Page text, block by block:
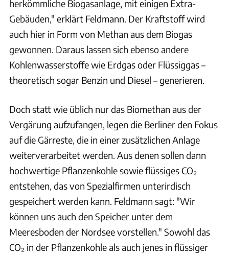
herkömmliche Biogasanlage, mit einigen Extra-
Gebäuden," erklärt Feldmann. Der Kraftstoff wird
auch hier in Form von Methan aus dem Biogas
gewonnen. Daraus lassen sich ebenso andere
Kohlenwasserstoffe wie Erdgas oder Flüssiggas –
theoretisch sogar Benzin und Diesel – generieren.
Doch statt wie üblich nur das Biomethan aus der
Vergärung aufzufangen, legen die Berliner den Fokus
auf die Gärreste, die in einer zusätzlichen Anlage
weiterverarbeitet werden. Aus denen sollen dann
hochwertige Pflanzenkohle sowie flüssiges CO₂
entstehen, das von Spezialfirmen unterirdisch
gespeichert werden kann. Feldmann sagt: "Wir
können uns auch den Speicher unter dem
Meeresboden der Nordsee vorstellen." Sowohl das
CO₂ in der Pflanzenkohle als auch jenes in flüssiger